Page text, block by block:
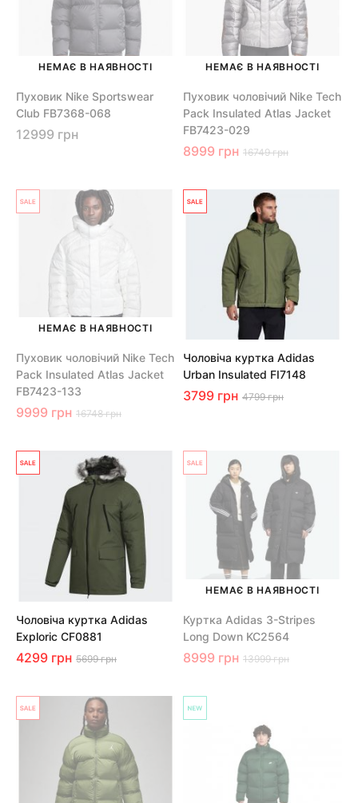
НЕМАЄ В НАЯВНОСТІ
Пуховик Nike Sportswear
Club FB7368-068
12999 грн
НЕМАЄ В НАЯВНОСТІ
Пуховик чоловічий Nike Tech
Pack Insulated Atlas Jacket
FB7423-029
8999 грн 16749 грн
НЕМАЄ В НАЯВНОСТІ
Пуховик чоловічий Nike Tech
Pack Insulated Atlas Jacket
FB7423-133
9999 грн 16748 грн
Чоловіча куртка Adidas
Urban Insulated FI7148
3799 грн 4799 грн
Чоловіча куртка Adidas
Exploric CF0881
4299 грн 5699 грн
НЕМАЄ В НАЯВНОСТІ
Куртка Adidas 3-Stripes
Long Down KC2564
8999 грн 13999 грн